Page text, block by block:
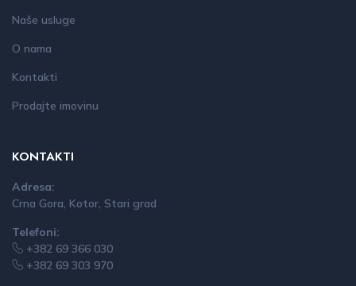
Naše usluge
O nama
Kontakti
Prodajte imovinu
KONTAKTI
Adresa:
Crna Gora, Kotor, Stari grad
Telefoni:
+382 69 366 030
+382 69 303 970